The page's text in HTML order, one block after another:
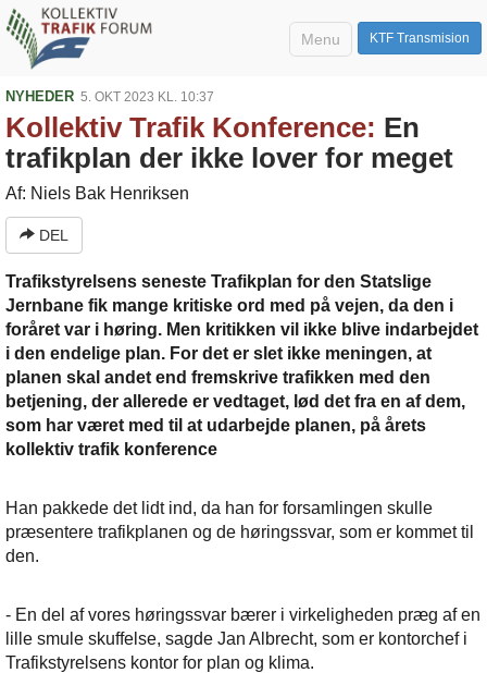
KTF Transmision
Menu
NYHEDER 5. OKT 2023 KL. 10:37
Kollektiv Trafik Konference: En
trafikplan der ikke lover for meget
Af: Niels Bak Henriksen
DEL
Trafikstyrelsens seneste Trafikplan for den Statslige
Jernbane fik mange kritiske ord med på vejen, da den i
foråret var i høring. Men kritikken vil ikke blive indarbejdet
i den endelige plan. For det er slet ikke meningen, at
planen skal andet end fremskrive trafikken med den
betjening, der allerede er vedtaget, lød det fra en af dem,
som har været med til at udarbejde planen, på årets
kollektiv trafik konference
Han pakkede det lidt ind, da han for forsamlingen skulle
præsentere trafikplanen og de høringssvar, som er kommet til
den.
- En del af vores høringssvar bærer i virkeligheden præg af en
lille smule skuffelse, sagde Jan Albrecht, som er kontorchef i
Trafikstyrelsens kontor for plan og klima.